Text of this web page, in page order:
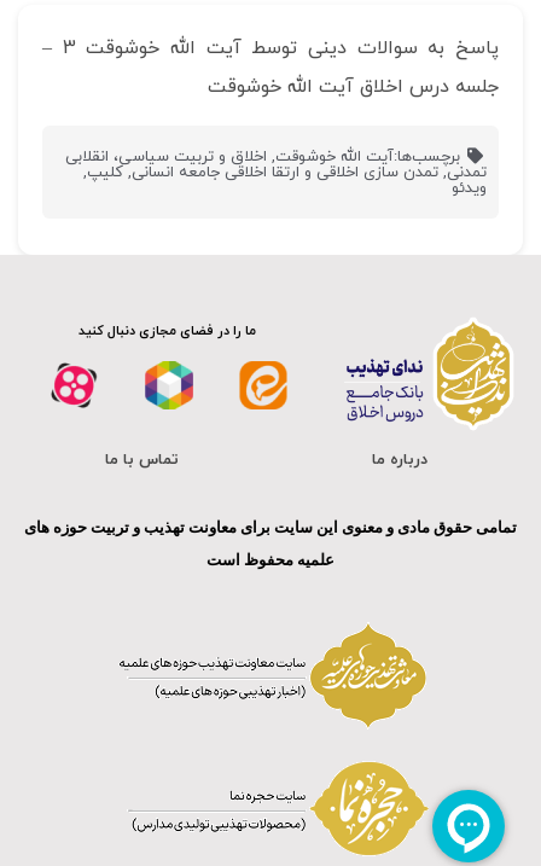
پاسخ به سوالات دینی توسط آیت الله خوشوقت 3 –
جلسه درس اخلاق آیت الله خوشوقت
برچسب‌ها:آیت الله خوشوقت, اخلاق و تربیت سیاسی، انقلابی
تمدنی, تمدن سازی اخلاقی و ارتقا اخلاقی جامعه انسانی,کلیپ,
ویدئو
ما را در فضای مجازی دنبال کنید
درباره ما تماس با ما
تمامی حقوق مادی و معنوی این سایت برای معاونت تهذیب و تربیت حوزه های
علمیه محفوظ است